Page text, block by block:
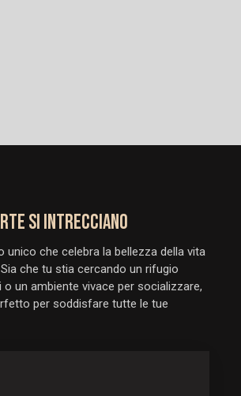
SI INTRECCIANO
unico che celebra la bellezza della vita
che tu stia cercando un rifugio
un ambiente vivace per socializzare,
per soddisfare tutte le tue